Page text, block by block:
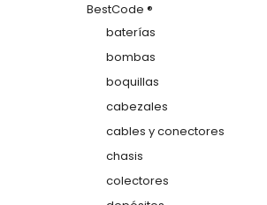
BestCode ®
baterías
bombas
boquillas
cabezales
cables y conectores
chasis
colectores